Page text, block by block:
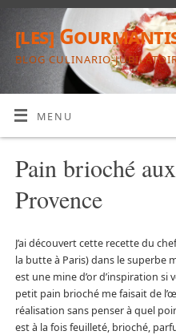
[les]
BLOG CULINARIO-
MENU
Pain brioché
Provence
J’ai découvert cette recette du
la butte à Paris) dans le superbe
est une mine d’or d’inspiration si
petit pain brioché me faisait de
réalisation sans penser à quel
est à la fois feuilleté, brioché,